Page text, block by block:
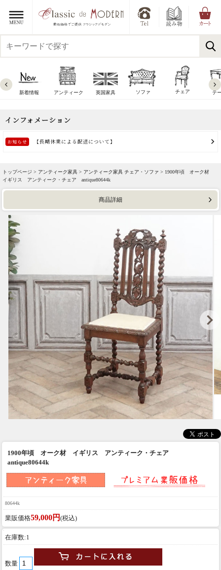
新着情報 アンティーク 英国家具 ソファ チェア テ
トップページ > アンティーク家具 > アンティーク家具 チェア・ソファ > 1900年頃 オーク材
イギリス アンティーク・チェア antique80644k
商品詳細
1900年頃 オーク材 イギリス アンティーク・チェア
antique80644k
80644k
業販価格59,000円 (税込)
在庫数:1
数量